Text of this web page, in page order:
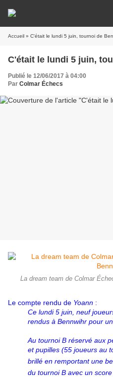
Accueil » C'était le lundi 5 juin, tournoi de
C'était le lundi 5 juin,
Publié le 12/06/2017 à 04:00
Par Colmar Échecs
La dream team de Colmar
Le compte rendu de Yoann :
Ce lundi 5 juin, neuf
rendus à Bennwihr pour
Au tournoi B réservé aux
et pupilles (55 joueurs au
brillé en remportant une
du tournoi B avec un